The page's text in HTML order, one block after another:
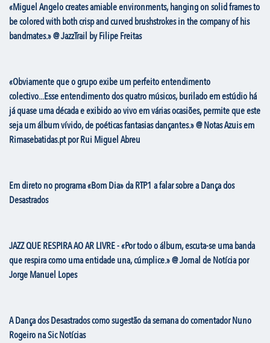
«Miguel Angelo creates amiable environments, hanging on solid frames to
be colored with both crisp and curved brushstrokes in the company of his
bandmates.» @ JazzTrail by Filipe Freitas
«Obviamente que o grupo exibe um perfeito entendimento
colectivo...Esse entendimento dos quatro músicos, burilado em estúdio há
já quase uma década e exibido ao vivo em várias ocasiões, permite que este
seja um álbum vívido, de poéticas fantasias dançantes.» @ Notas Azuis em
Rimasebatidas.pt por Rui Miguel Abreu
Em direto no programa «Bom Dia» da RTP1 a falar sobre a Dança dos
Desastrados
JAZZ QUE RESPIRA AO AR LIVRE - «Por todo o álbum, escuta-se uma banda
que respira como uma entidade una, cúmplice.» @ Jornal de Notícia por
Jorge Manuel Lopes
A Dança dos Desastrados como sugestão da semana do comentador Nuno
Rogeiro na Sic Notícias